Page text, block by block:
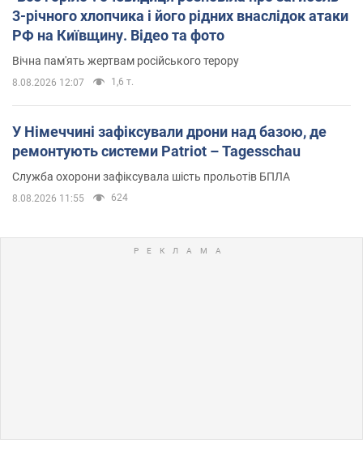
3-річного хлопчика і його рідних внаслідок атаки
РФ на Київщину. Відео та фото
Вічна пам'ять жертвам російського терору
8.08.2026 12:07 1,6 т.
У Німеччині зафіксували дрони над базою, де
ремонтують системи Patriot – Tagesschau
Служба охорони зафіксувала шість прольотів БПЛА
8.08.2026 11:55 624